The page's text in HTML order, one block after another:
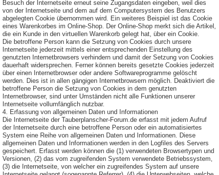
Besuch der Internetseite erneut seine Zugangsdaten eingeben, weil dies
von der Internetseite und dem auf dem Computersystem des Benutzers
abgelegten Cookie übernommen wird. Ein weiteres Beispiel ist das Cookie
eines Warenkorbes im Online-Shop. Der Online-Shop merkt sich die Artikel,
die ein Kunde in den virtuellen Warenkorb gelegt hat, über ein Cookie.
Die betroffene Person kann die Setzung von Cookies durch unsere
Internetseite jederzeit mittels einer entsprechenden Einstellung des
genutzten Internetbrowsers verhindern und damit der Setzung von Cookies
dauerhaft widersprechen. Ferner können bereits gesetzte Cookies jederzeit
über einen Internetbrowser oder andere Softwareprogramme gelöscht
werden. Dies ist in allen gängigen Internetbrowsern möglich. Deaktiviert die
betroffene Person die Setzung von Cookies in dem genutzten
Internetbrowser, sind unter Umständen nicht alle Funktionen unserer
Internetseite vollumfänglich nutzbar.
4. Erfassung von allgemeinen Daten und Informationen
Die Internetseite der Tauberplanscher-Forum.de erfasst mit jedem Aufruf
der Internetseite durch eine betroffene Person oder ein automatisiertes
System eine Reihe von allgemeinen Daten und Informationen. Diese
allgemeinen Daten und Informationen werden in den Logfiles des Servers
gespeichert. Erfasst werden können die (1) verwendeten Browsertypen und
Versionen, (2) das vom zugreifenden System verwendete Betriebssystem,
(3) die Internetseite, von welcher ein zugreifendes System auf unsere